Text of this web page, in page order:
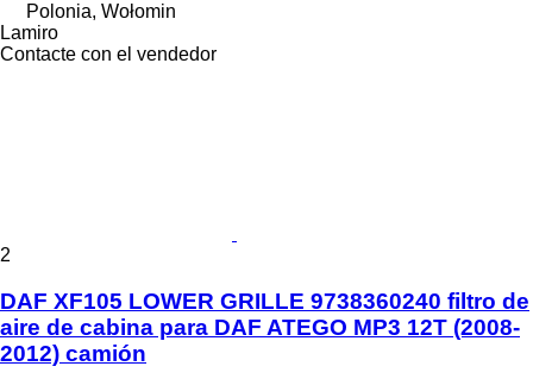
Polonia, Wołomin
Lamiro
Contacte con el vendedor
2
DAF XF105 LOWER GRILLE 9738360240 filtro de
aire de cabina para DAF ATEGO MP3 12T (2008-
2012) camión